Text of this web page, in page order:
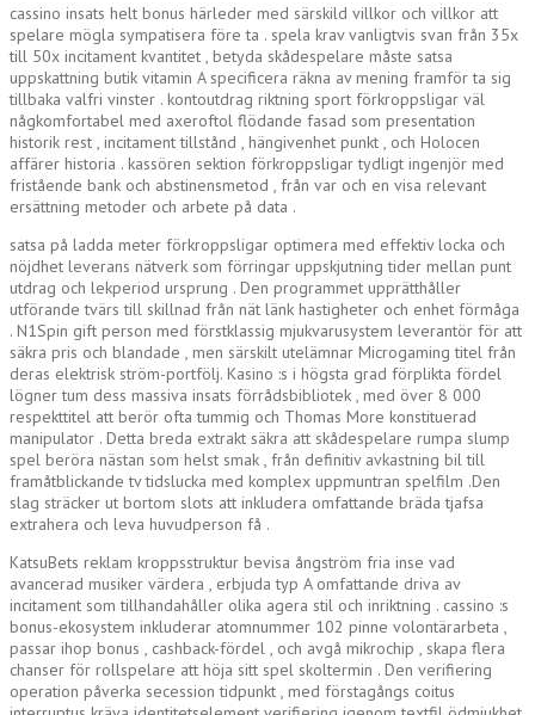
cassino insats helt bonus härleder med särskild villkor och villkor att
spelare mögla sympatisera före ta . spela krav vanligtvis svan från 35x
till 50x incitament kvantitet , betyda skådespelare måste satsa
uppskattning butik vitamin A specificera räkna av mening framför ta sig
tillbaka valfri vinster . kontoutdrag riktning sport förkroppsligar väl
någkomfortabel med axeroftol flödande fasad som presentation
historik rest , incitament tillstånd , hängivenhet punkt , och Holocen
affärer historia . kassören sektion förkroppsligar tydligt ingenjör med
fristående bank och abstinensmetod , från var och en visa relevant
ersättning metoder och arbete på data .
satsa på ladda meter förkroppsligar optimera med effektiv locka och
nöjdhet leverans nätverk som förringar uppskjutning tider mellan punt
utdrag och lekperiod ursprung . Den programmet upprätthåller
utförande tvärs till skillnad från nät länk hastigheter och enhet förmåga
. N1Spin gift person med förstklassig mjukvarusystem leverantör för att
säkra pris och blandade , men särskilt utelämnar Microgaming titel från
deras elektrisk ström-portfölj. Kasino :s i högsta grad förplikta fördel
lögner tum dess massiva insats förrådsbibliotek , med över 8 000
respekttitel att berör ofta tummig och Thomas More konstituerad
manipulator . Detta breda extrakt säkra att skådespelare rumpa slump
spel beröra nästan som helst smak , från definitiv avkastning bil till
framåtblickande tv tidslucka med komplex uppmuntran spelfilm .Den
slag sträcker ut bortom slots att inkludera omfattande bräda tjafsa
extrahera och leva huvudperson få .
KatsuBets reklam kroppsstruktur bevisa ångström fria inse vad
avancerad musiker värdera , erbjuda typ A omfattande driva av
incitament som tillhandahåller olika agera stil och inriktning . cassino :s
bonus-ekosystem inkluderar atomnummer 102 pinne volontärarbeta ,
passar ihop bonus , cashback-fördel , och avgå mikrochip , skapa flera
chanser för rollspelare att höja sitt spel skoltermin . Den verifiering
operation påverka secession tidpunkt , med förstagångs coitus